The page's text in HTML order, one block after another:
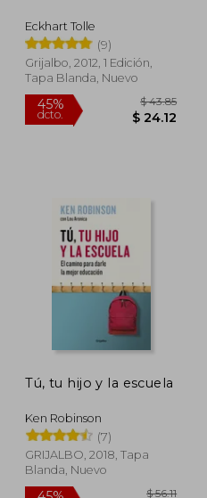
Eckhart Tolle
(9)
Grijalbo, 2012, 1 Edición,
Tapa Blanda, Nuevo
Tú, tu hijo y la escuela
Ken Robinson
(7)
GRIJALBO, 2018, Tapa
Blanda, Nuevo